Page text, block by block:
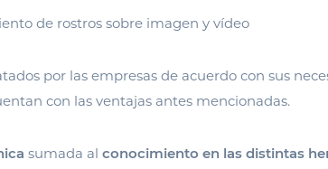
de rostros sobre imagen y vídeo
por las empresas de acuerdo con sus
con las ventajas antes mencionadas.
sumada al conocimiento en las distintas